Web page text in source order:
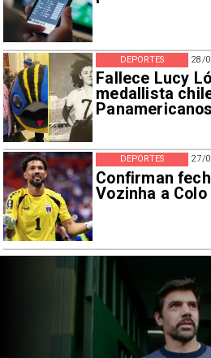
28/
Fallece Lucy
medallista
Panamericanos
DEPORTES
27/
Confirman
Vozinha a Colo
DEPORTES